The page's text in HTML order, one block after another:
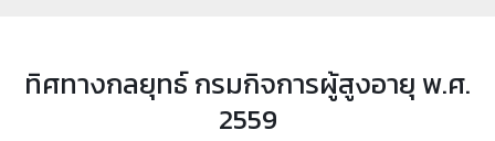
ทิศทางกลยุทธ์ กรมกิจการผู้สูงอายุ พ.ศ.
2559